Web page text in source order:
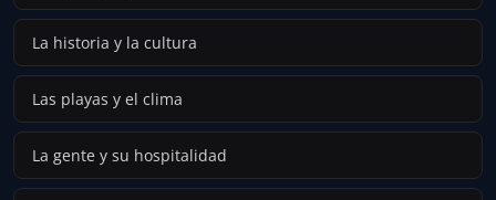
La historia y la cultura
Las playas y el clima
La gente y su hospitalidad